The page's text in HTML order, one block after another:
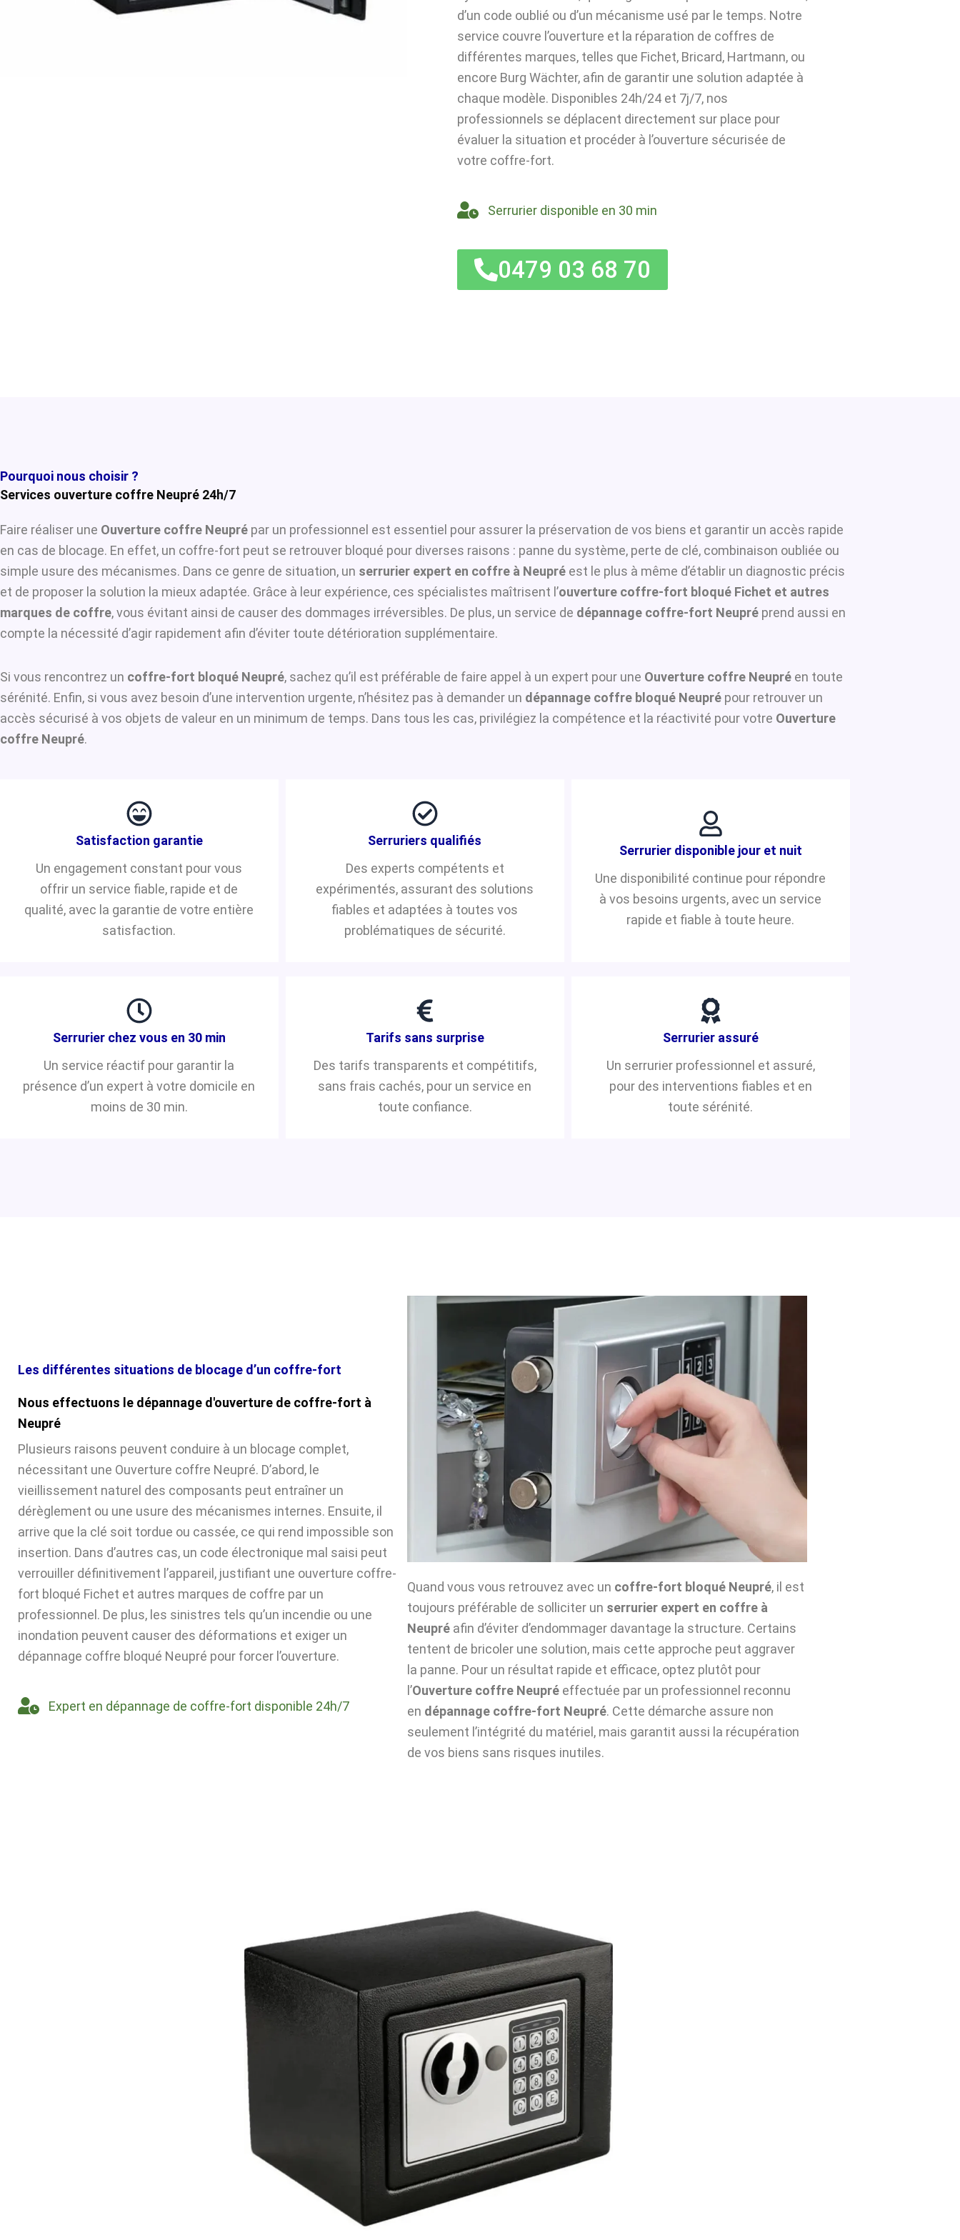
d’un code oublié ou d’un mécanisme usé par le temps. Notre
service couvre l’ouverture et la réparation de coffres de
différentes marques, telles que Fichet, Bricard, Hartmann, ou
encore Burg Wächter, afin de garantir une solution adaptée à
chaque modèle. Disponibles 24h/24 et 7j/7, nos
professionnels se déplacent directement sur place pour
évaluer la situation et procéder à l’ouverture sécurisée de
votre coffre-fort.
Serrurier disponible en 30 min
0479 03 68 70
Pourquoi nous choisir ?
Services ouverture coffre Neupré 24h/7
Faire réaliser une Ouverture coffre Neupré par un professionnel est essentiel pour assurer la préservation de vos biens et garantir un accès rapide
en cas de blocage. En effet, un coffre-fort peut se retrouver bloqué pour diverses raisons : panne du système, perte de clé, combinaison oubliée ou
simple usure des mécanismes. Dans ce genre de situation, un serrurier expert en coffre à Neupré est le plus à même d’établir un diagnostic précis
et de proposer la solution la mieux adaptée. Grâce à leur expérience, ces spécialistes maîtrisent l’ouverture coffre-fort bloqué Fichet et autres
marques de coffre, vous évitant ainsi de causer des dommages irréversibles. De plus, un service de dépannage coffre-fort Neupré prend aussi en
compte la nécessité d’agir rapidement afin d’éviter toute détérioration supplémentaire.
Si vous rencontrez un coffre-fort bloqué Neupré, sachez qu’il est préférable de faire appel à un expert pour une Ouverture coffre Neupré en toute
sérénité. Enfin, si vous avez besoin d’une intervention urgente, n’hésitez pas à demander un dépannage coffre bloqué Neupré pour retrouver un
accès sécurisé à vos objets de valeur en un minimum de temps. Dans tous les cas, privilégiez la compétence et la réactivité pour votre Ouverture
coffre Neupré.
Satisfaction garantie
Un engagement constant pour vous
offrir un service fiable, rapide et de
qualité, avec la garantie de votre entière
satisfaction.
Serruriers qualifiés
Des experts compétents et
expérimentés, assurant des solutions
fiables et adaptées à toutes vos
problématiques de sécurité.
Serrurier disponible jour et nuit
Une disponibilité continue pour répondre
à vos besoins urgents, avec un service
rapide et fiable à toute heure.
Serrurier chez vous en 30 min
Un service réactif pour garantir la
présence d’un expert à votre domicile en
moins de 30 min.
Tarifs sans surprise
Des tarifs transparents et compétitifs,
sans frais cachés, pour un service en
toute confiance.
Serrurier assuré
Un serrurier professionnel et assuré,
pour des interventions fiables et en
toute sérénité.
Les différentes situations de blocage d’un coffre-fort
Nous effectuons le dépannage d'ouverture de coffre-fort à
Neupré
Plusieurs raisons peuvent conduire à un blocage complet,
nécessitant une Ouverture coffre Neupré. D’abord, le
vieillissement naturel des composants peut entraîner un
dérèglement ou une usure des mécanismes internes. Ensuite, il
arrive que la clé soit tordue ou cassée, ce qui rend impossible son
insertion. Dans d’autres cas, un code électronique mal saisi peut
verrouiller définitivement l’appareil, justifiant une ouverture coffre-
fort bloqué Fichet et autres marques de coffre par un
professionnel. De plus, les sinistres tels qu’un incendie ou une
inondation peuvent causer des déformations et exiger un
dépannage coffre bloqué Neupré pour forcer l’ouverture.
Expert en dépannage de coffre-fort disponible 24h/7
Quand vous vous retrouvez avec un coffre-fort bloqué Neupré, il est
toujours préférable de solliciter un serrurier expert en coffre à
Neupré afin d’éviter d’endommager davantage la structure. Certains
tentent de bricoler une solution, mais cette approche peut aggraver
la panne. Pour un résultat rapide et efficace, optez plutôt pour
l’Ouverture coffre Neupré effectuée par un professionnel reconnu
en dépannage coffre-fort Neupré. Cette démarche assure non
seulement l’intégrité du matériel, mais garantit aussi la récupération
de vos biens sans risques inutiles.